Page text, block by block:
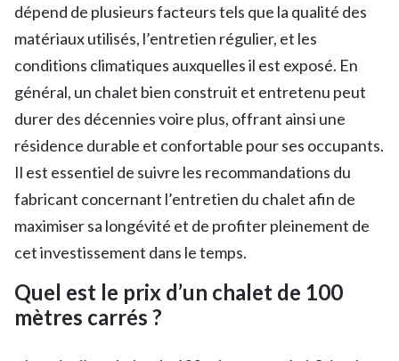
dépend de plusieurs facteurs tels que la qualité des
matériaux utilisés, l’entretien régulier, et les
conditions climatiques auxquelles il est exposé. En
général, un chalet bien construit et entretenu peut
durer des décennies voire plus, offrant ainsi une
résidence durable et confortable pour ses occupants.
Il est essentiel de suivre les recommandations du
fabricant concernant l’entretien du chalet afin de
maximiser sa longévité et de profiter pleinement de
cet investissement dans le temps.
Quel est le prix d’un chalet de 100
mètres carrés ?